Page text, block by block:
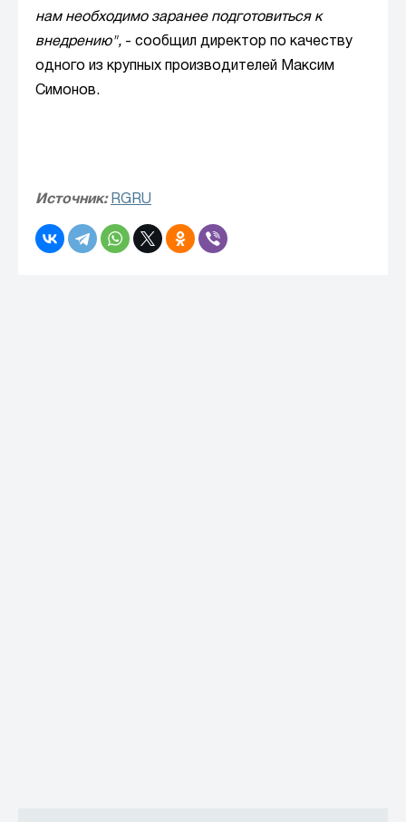
нам необходимо заранее подготовиться к
внедрению", - сообщил директор по качеству
одного из крупных производителей Максим
Симонов.
Источник: RGRU